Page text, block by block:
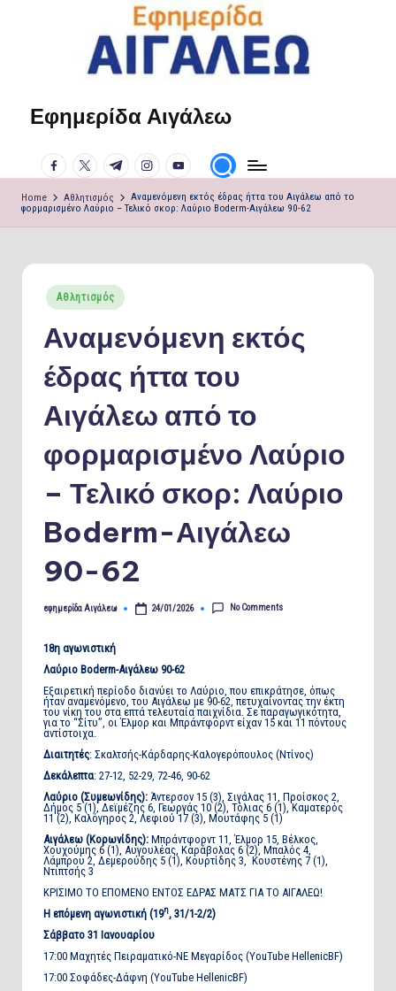
Εφημερίδα Αιγάλεω
φωνή
σου!
facebook.com
twitter.com
t.me instagram.com
youtube.com
Home Αθλητισμός
Αναμενόμενη εκτός έδρας ήττα του Αιγάλεω από το
φορμαρισμένο Λαύριο – Τελικό σκορ: Λαύριο Boderm-Αιγάλεω 90-62
Posted
in
Αθλητισμός
Αναμενόμενη εκτός
έδρας ήττα του
Αιγάλεω από το
φορμαρισμένο Λαύριο
– Τελικό σκορ: Λαύριο
Boderm-Αιγάλεω
90-62
Posted
εφημερίδα Αιγάλεω 24/01/2026 No Comments
18η αγωνιστική
Λαύριο Boderm-Αιγάλεω 90-62
Εξαιρετική περίοδο διανύει το Λαύριο, που επικράτησε, όπως
ήταν αναμενόμενο, του Αιγάλεω με 90-62, πετυχαίνοντας την έκτη
του νίκη του στα επτά τελευταία παιχνίδια. Σε παραγωγικότητα,
για το “Σίτυ”, οι Έλμορ και Μπράντφορντ είχαν 15 και 11 πόντους
αντίστοιχα.
Διαιτητές: Σκαλτσής-Κάρδαρης-Καλογερόπουλος (Ντίνος)
Δεκάλεπτα: 27-12, 52-29, 72-46, 90-62
Λαύριο (Συμεωνίδης): Άντερσον 15 (3), Σιγάλας 11, Προίσκος 2,
Δήμος 5 (1), Δεϊμέζης 6, Γεωργάς 10 (2), Τόλιας 6 (1), Καματερός
11 (2), Καλόγηρος 2, Λεφιού 17 (3), Μουτάφης 5 (1)
Αιγάλεω (Κορωνίδης): Μπράντφορντ 11, Έλμορ 15, Βέλκος,
Χουχούμης 6 (1), Αυγουλέας, Καράβολας 6 (2), Μπαλός 4,
Λάμπρου 2, Δεμερούδης 5 (1), Κουρτίδης 3, Κουστένης 7 (1),
Ντιπτσής 3
ΚΡΙΣΙΜΟ ΤΟ ΕΠΟΜΕΝΟ ΕΝΤΟΣ ΕΔΡΑΣ ΜΑΤΣ ΓΙΑ ΤΟ ΑΙΓΑΛΕΩ!
Η επόμενη αγωνιστική (19η, 31/1-2/2)
Σάββατο 31 Ιανουαρίου
17:00 Μαχητές Πειραματικό-ΝΕ Μεγαρίδος (YouTube HellenicBF)
17:00 Σοφάδες-Δάφνη (YouTube HellenicBF)